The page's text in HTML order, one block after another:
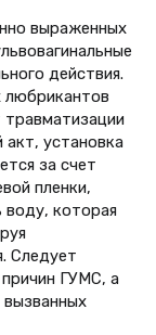
выраженных
действия.
любрикантов
травматизации
акт, установка
за счет
пленки,
которая
Следует
ГУМС, а